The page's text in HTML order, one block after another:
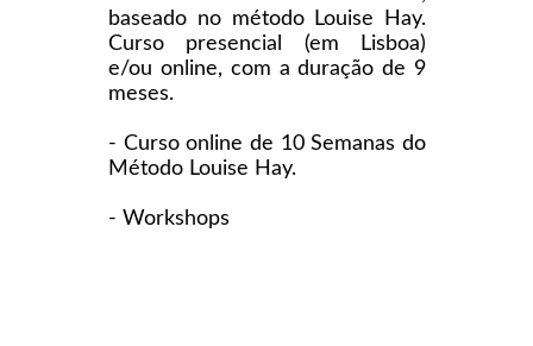
baseado no método Louise Hay.
Curso presencial (em Lisboa)
e/ou online, com a duração de 9
meses.
- Curso online de 10 Semanas do
Método Louise Hay.
- Workshops